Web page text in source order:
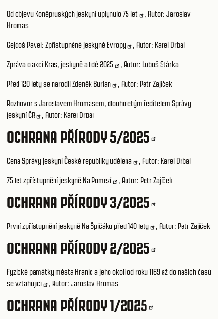
Od objevu Koněpruských jeskyní uplynulo 75 let
, Autor: Jaroslav
Hromas
Gejdoš Pavel: Zpřístupněné jeskyně Evropy , Autor: Karel Drbal
Zpráva o akci Kras, jeskyně a lidé 2025 , Autor: Luboš Stárka
Před 120 lety se narodil Zdeněk Burian , Autor: Petr Zajíček
Rozhovor s Jaroslavem Hromasem, dlouholetým ředitelem Správy
jeskyní ČR
, Autor: Karel Drbal
OCHRANA PŘÍRODY 5/2025
Cena Správy jeskyní České republiky udělena , Autor: Karel Drbal
75 let zpřístupnění jeskyně Na Pomezí , Autor: Petr Zajíček
OCHRANA PŘÍRODY 3/2025
První zpřístupnění jeskyně Na Špičáku před 140 lety , Autor: Petr Zajíček
OCHRANA PŘÍRODY 2/2025
Fyzické památky města Hranic a jeho okolí od roku 1169 až do našich časů
se vztahující
, Autor: Jaroslav Hromas
OCHRANA PŘÍRODY 1/2025